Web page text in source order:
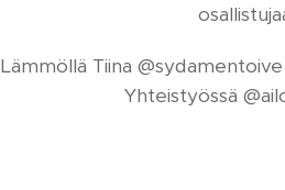
Lämmöllä Tiina
Yhteistyössä